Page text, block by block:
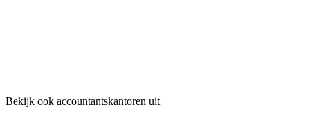
Bekijk ook accountantskantoren uit